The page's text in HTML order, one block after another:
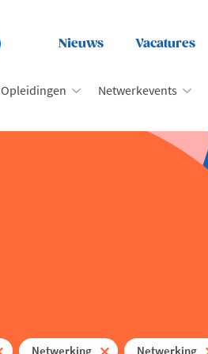
Nieuws Vacatures
Opleidingen Netwerkevents
Netwerking Netwerking